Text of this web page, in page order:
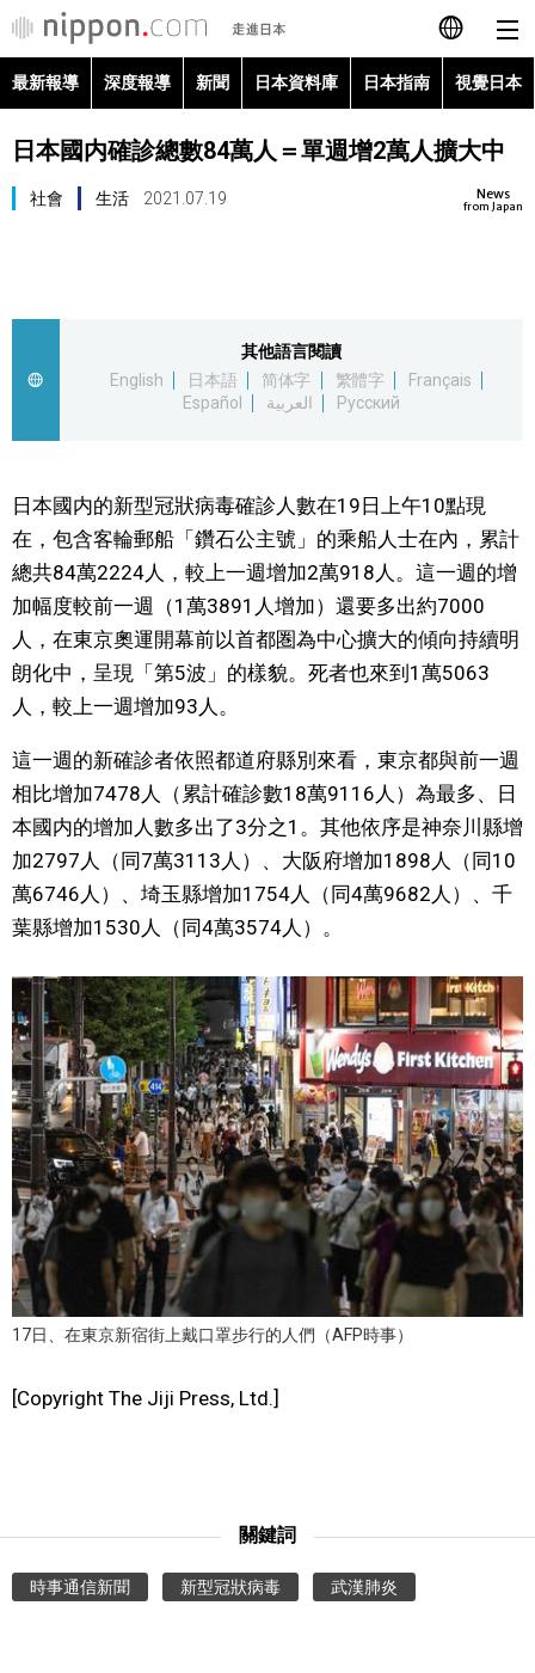
日本語
English
العربية
日本指南
視覺日本
臺灣香港
更多
人物訪談
日本入門
政治外交
社會
財經
文化
科學技術
生活
運動
娛樂
家庭
最新報導 深度報導 新聞 日本資料庫 日本指南 視覺日本
日本國内確診總數84萬人＝單週增2萬人擴大中
News
from Japan
社會 生活 2021.07.19
其他語言閱讀
English
日本語 简体字 繁體字
Français
Español
العربية Русский
日本國内的新型冠狀病毒確診人數在19日上午10點現
在，包含客輪郵船「鑽石公主號」的乘船人士在內，累計
總共84萬2224人，較上一週增加2萬918人。這一週的增
加幅度較前一週（1萬3891人增加）還要多出約7000
人，在東京奧運開幕前以首都圏為中心擴大的傾向持續明
朗化中，呈現「第5波」的樣貌。死者也來到1萬5063
人，較上一週增加93人。
這一週的新確診者依照都道府縣別來看，東京都與前一週
相比增加7478人（累計確診數18萬9116人）為最多、日
本國内的增加人數多出了3分之1。其他依序是神奈川縣增
加2797人（同7萬3113人）、大阪府增加1898人（同10
萬6746人）、埼玉縣增加1754人（同4萬9682人）、千
葉縣增加1530人（同4萬3574人）。
17日、在東京新宿街上戴口罩步行的人們（AFP時事）
[Copyright The Jiji Press, Ltd.]
關鍵詞
時事通信新聞 新型冠狀病毒 武漢肺炎